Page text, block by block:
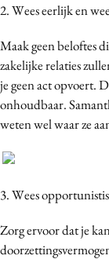
2. Wees eerlijk en
Maak geen beloftes
zakelijke relaties
je geen act opvoert.
onhoudbaar.
weten wel waar ze
3. Wees
Zorg ervoor dat je